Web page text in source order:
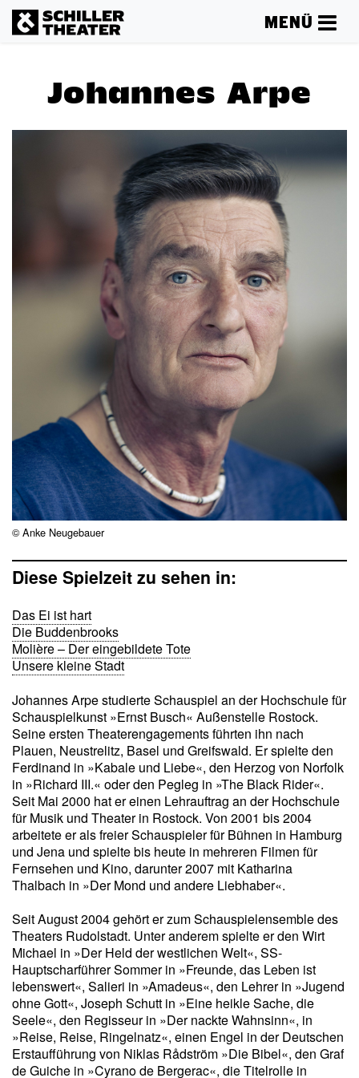
MENÜ
Johannes Arpe
© Anke Neugebauer
Diese Spielzeit zu sehen in:
Das Ei ist hart
Die Buddenbrooks
Molière – Der eingebildete Tote
Unsere kleine Stadt
Johannes Arpe studierte Schauspiel an der Hochschule für
Schauspielkunst »Ernst Busch« Außenstelle Rostock.
Seine ersten Theaterengagements führten ihn nach
Plauen, Neustrelitz, Basel und Greifswald. Er spielte den
Ferdinand in »Kabale und Liebe«, den Herzog von Norfolk
in »Richard III.« oder den Pegleg in »The Black Rider«.
Seit Mai 2000 hat er einen Lehrauftrag an der Hochschule
für Musik und Theater in Rostock. Von 2001 bis 2004
arbeitete er als freier Schauspieler für Bühnen in Hamburg
und Jena und spielte bis heute in mehreren Filmen für
Fernsehen und Kino, darunter 2007 mit Katharina
Thalbach in »Der Mond und andere Liebhaber«.
Seit August 2004 gehört er zum Schauspielensemble des
Theaters Rudolstadt. Unter anderem spielte er den Wirt
Michael in »Der Held der westlichen Welt«, SS-
Hauptscharführer Sommer in »Freunde, das Leben ist
lebenswert«, Salieri in »Amadeus«, den Lehrer in »Jugend
ohne Gott«, Joseph Schutt in »Eine heikle Sache, die
Seele«, den Regisseur in »Der nackte Wahnsinn«, in
»Reise, Reise, Ringelnatz«, einen Engel in der Deutschen
Erstaufführung von Niklas Rådström »Die Bibel«, den Graf
de Guiche in »Cyrano de Bergerac«, die Titelrolle in